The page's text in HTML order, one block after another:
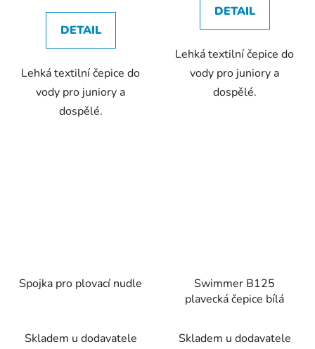
DETAIL
Lehká textilní čepice do
vody pro juniory a
dospělé.
DETAIL
Lehká textilní čepice do
vody pro juniory a
dospělé.
Spojka pro plovací nudle
Skladem u dodavatele
Swimmer B125
plavecká čepice bílá
Skladem u dodavatele